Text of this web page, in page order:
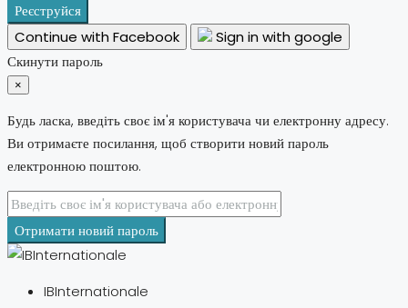
Реєструйся
Continue with Facebook
Sign in with google
Скинути пароль
×
Будь ласка, введіть своє ім'я користувача чи електронну адресу.
Ви отримаєте посилання, щоб створити новий пароль
електронною поштою.
Отримати новий пароль
IBInternationale